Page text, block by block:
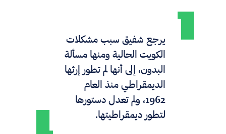
يرجع شفيق سبب مشكلات
الكويت الحالية ومنها مسألة
البدون، إلى أنها لم تطور إرثها
الديمقراطي منذ العام
1962، ولم تعدل دستورها
لتطور ديمقراطيتها.